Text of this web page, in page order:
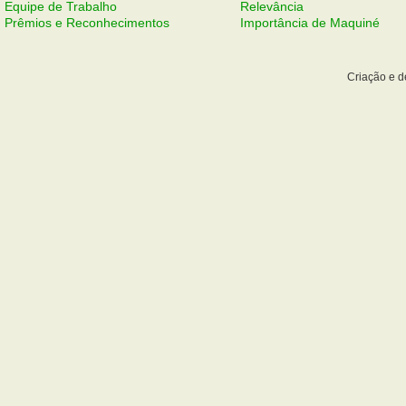
Equipe de Trabalho
Prêmios e Reconhecimentos
Relevância
Importância de Maquiné
Criação e